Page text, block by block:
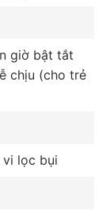
giờ bật tắt
chịu (cho trẻ
vi lọc bụi